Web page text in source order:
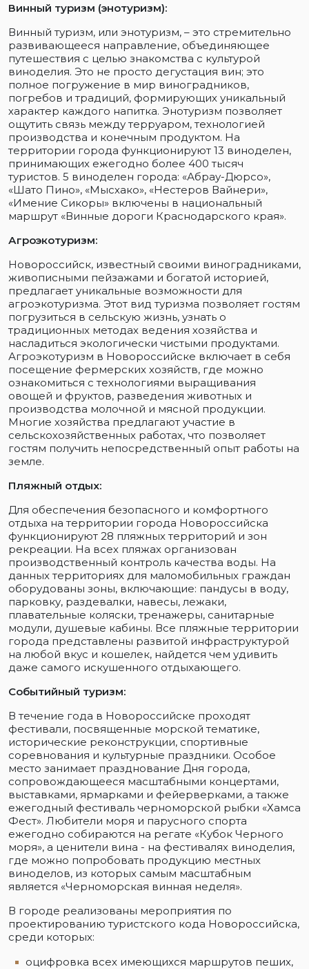
Винный туризм (энотуризм):
Винный туризм, или энотуризм, – это стремительно
развивающееся направление, объединяющее
путешествия с целью знакомства с культурой
виноделия. Это не просто дегустация вин; это
полное погружение в мир виноградников,
погребов и традиций, формирующих уникальный
характер каждого напитка. Энотуризм позволяет
ощутить связь между терруаром, технологией
производства и конечным продуктом. На
территории города функционируют 13 виноделен,
принимающих ежегодно более 400 тысяч
туристов. 5 виноделен города: «Абрау-Дюрсо»,
«Шато Пино», «Мысхако», «Нестеров Вайнери»,
«Имение Сикоры» включены в национальный
маршрут «Винные дороги Краснодарского края».
Агроэкотуризм:
Новороссийск, известный своими виноградниками,
живописными пейзажами и богатой историей,
предлагает уникальные возможности для
агроэкотуризма. Этот вид туризма позволяет гостям
погрузиться в сельскую жизнь, узнать о
традиционных методах ведения хозяйства и
насладиться экологически чистыми продуктами.
Агроэкотуризм в Новороссийске включает в себя
посещение фермерских хозяйств, где можно
ознакомиться с технологиями выращивания
овощей и фруктов, разведения животных и
производства молочной и мясной продукции.
Многие хозяйства предлагают участие в
сельскохозяйственных работах, что позволяет
гостям получить непосредственный опыт работы на
земле.
Пляжный отдых:
Для обеспечения безопасного и комфортного
отдыха на территории города Новороссийска
функционируют 28 пляжных территорий и зон
рекреации. На всех пляжах организован
производственный контроль качества воды. На
данных территориях для маломобильных граждан
оборудованы зоны, включающие: пандусы в воду,
парковку, раздевалки, навесы, лежаки,
плавательные коляски, тренажеры, санитарные
модули, душевые кабины. Все пляжные территории
города представлены развитой инфраструктурой
на любой вкус и кошелек, найдется чем удивить
даже самого искушенного отдыхающего.
Событийный туризм:
В течение года в Новороссийске проходят
фестивали, посвященные морской тематике,
исторические реконструкции, спортивные
соревнования и культурные праздники. Особое
место занимает празднование Дня города,
сопровождающееся масштабными концертами,
выставками, ярмарками и фейерверками, а также
ежегодный фестиваль черноморской рыбки «Хамса
Фест». Любители моря и парусного спорта
ежегодно собираются на регате «Кубок Черного
моря», а ценители вина - на фестивалях виноделия,
где можно попробовать продукцию местных
виноделов, из которых самым масштабным
является «Черноморская винная неделя».
В городе реализованы мероприятия по
проектированию туристского кода Новороссийска,
среди которых:
оцифровка всех имеющихся маршрутов пеших,